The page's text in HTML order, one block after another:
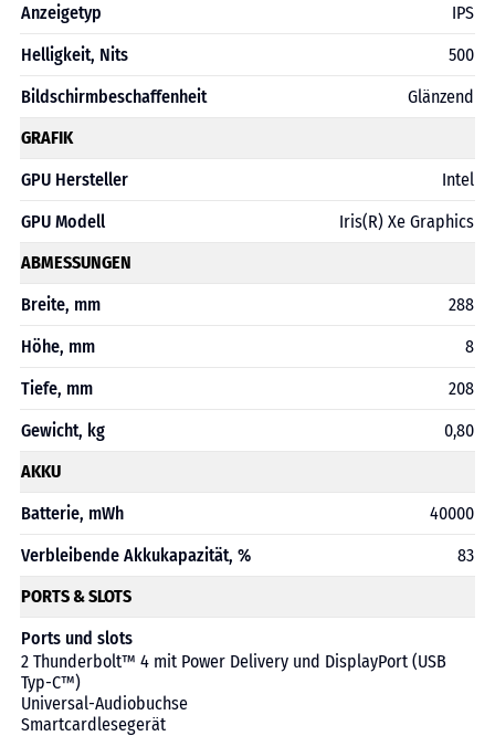
Anzeigetyp
IPS
Helligkeit, Nits
500
Bildschirmbeschaffenheit
Glänzend
GRAFIK
GPU Hersteller
Intel
GPU Modell
Iris(R) Xe Graphics
ABMESSUNGEN
Breite, mm
288
Höhe, mm
8
Tiefe, mm
208
Gewicht, kg
0,80
AKKU
Batterie, mWh
40000
Verbleibende Akkukapazität, %
83
PORTS & SLOTS
Ports und slots
2 Thunderbolt™ 4 mit Power Delivery und DisplayPort (USB
Typ-C™)
Universal-Audiobuchse
Smartcardlesegerät